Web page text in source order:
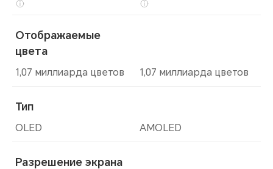
Отображаемые
цвета
1,07 миллиарда цветов
Тип
OLED
Разрешение экрана
1,07 миллиарда цветов
AMOLED